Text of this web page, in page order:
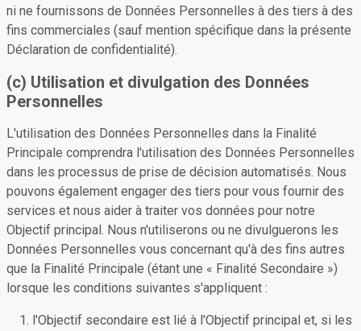
ni ne fournissons de Données Personnelles à des tiers à des
fins commerciales (sauf mention spécifique dans la présente
Déclaration de confidentialité).
(c) Utilisation et divulgation des Données
Personnelles
L'utilisation des Données Personnelles dans la Finalité
Principale comprendra l'utilisation des Données Personnelles
dans les processus de prise de décision automatisés. Nous
pouvons également engager des tiers pour vous fournir des
services et nous aider à traiter vos données pour notre
Objectif principal. Nous n'utiliserons ou ne divulguerons les
Données Personnelles vous concernant qu'à des fins autres
que la Finalité Principale (étant une « Finalité Secondaire »)
lorsque les conditions suivantes s'appliquent :
l'Objectif secondaire est lié à l'Objectif principal et, si les